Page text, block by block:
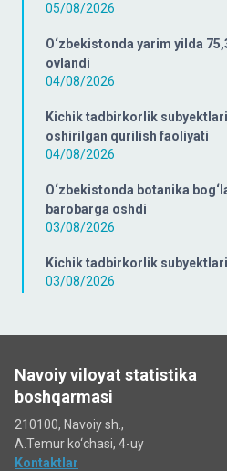
05/08/2026
O‘zbekistonda yarim yilda
ovlandi
04/08/2026
Kichik tadbirkorlik
oshirilgan qurilish faoliyati
04/08/2026
O‘zbekistonda botanika
barobarga oshdi
03/08/2026
Kichik tadbirkorlik
03/08/2026
Navoiy viloyat statistika
boshqarmasi
210100, Navoiy sh.,
A.Temur ko‘chаsi, 4-uy
Kontaktlar